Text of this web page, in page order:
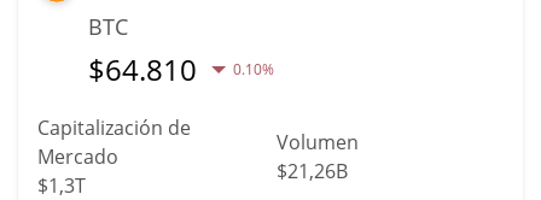
BTC
$64.810 0.10%
Capitalización de
Mercado
$1,3T
Volumen
$21,26B